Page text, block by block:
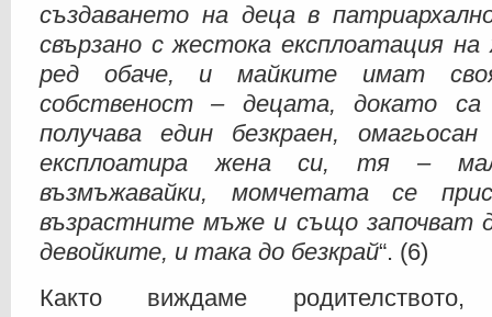
създаването на деца в
свързано с жестока експлоатация
ред обаче, и майките имат
собственост – децата, докато
получава един безкраен,
експлоатира жена си, тя –
възмъжавайки, момчетата се
възрастните мъже и също започват
девойките, и така до безкрай“. (6)
Както виждаме